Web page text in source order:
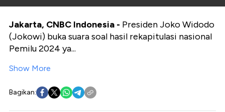
Memihak
Jakarta, CNBC Indonesia - Presiden Joko Widodo
(Jokowi) buka suara soal hasil rekapitulasi nasional
Pemilu 2024 ya...
Show More
Bagikan: